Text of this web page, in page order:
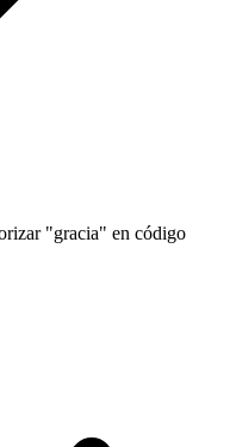
"gracia" en código